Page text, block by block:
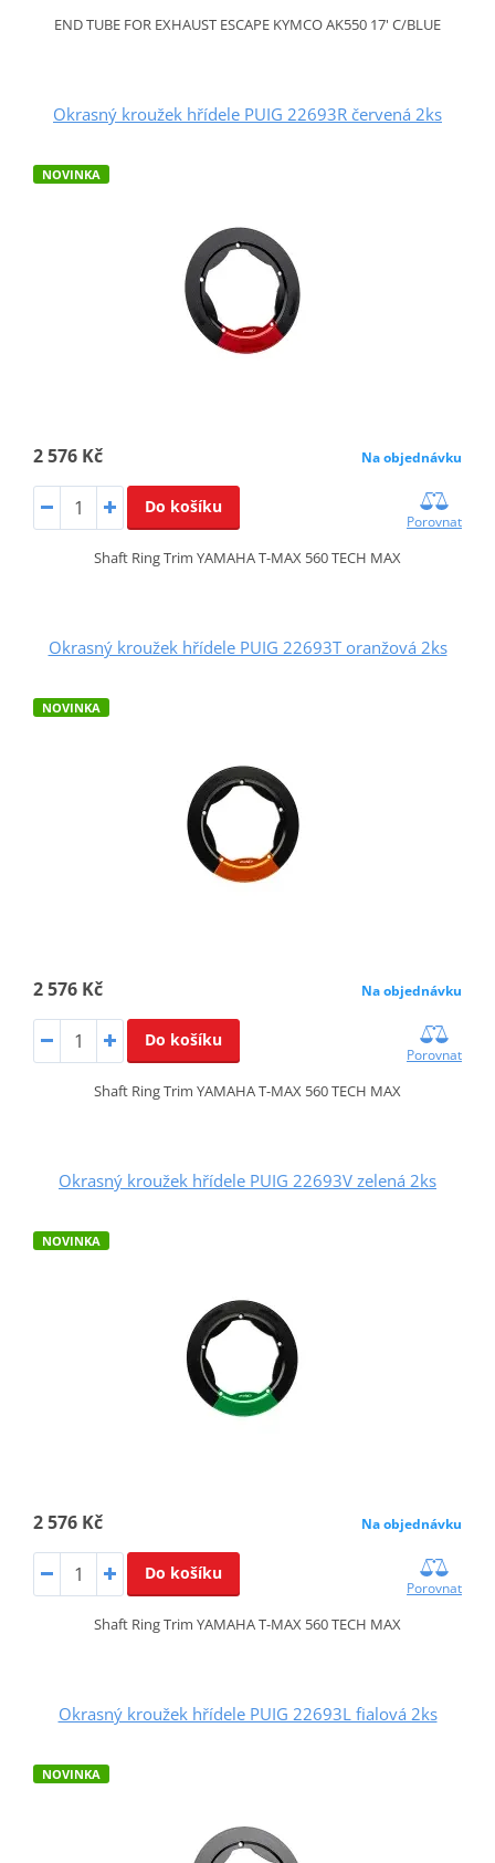
END TUBE FOR EXHAUST ESCAPE KYMCO AK550 17' C/BLUE
Okrasný kroužek hřídele PUIG 22693R červená 2ks
NOVINKA
2 576 Kč Na objednávku
Do košíku
Porovnat
Shaft Ring Trim YAMAHA T-MAX 560 TECH MAX
Okrasný kroužek hřídele PUIG 22693T oranžová 2ks
NOVINKA
2 576 Kč Na objednávku
Do košíku
Porovnat
Shaft Ring Trim YAMAHA T-MAX 560 TECH MAX
Okrasný kroužek hřídele PUIG 22693V zelená 2ks
NOVINKA
2 576 Kč Na objednávku
Do košíku
Porovnat
Shaft Ring Trim YAMAHA T-MAX 560 TECH MAX
Okrasný kroužek hřídele PUIG 22693L fialová 2ks
NOVINKA